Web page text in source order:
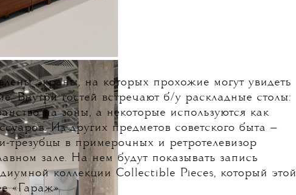
экраны, на которых прохожие могут увидеть
Внутри гостей встречают б/у раскладные столы:
на зоны, а некоторые используются как
Из других предметов советского быта —
трезубцы в примерочных и ретротелевизор
зале. На нем будут показывать запись
коллекции Collectible Pieces, который этой
«Гараж».